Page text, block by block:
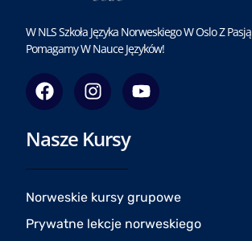
W NLS Szkoła Języka Norweskiego W Oslo Z Pasją
Pomagamy W Nauce Języków!
F
a
c
e
o
o
I
n
s
t
g
r
a
m
Y
o
u
e
Nasze Kursy
Norweskie kursy grupowe
Prywatne lekcje norweskiego